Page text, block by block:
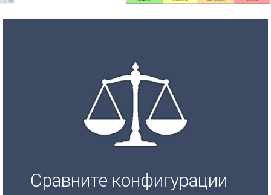
Сравните конфигурации